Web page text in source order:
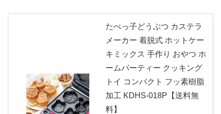
たべっ子どうぶつ カステラ
メーカー 着脱式 ホットケー
キミックス 手作り おやつ ホ
ームパーティー クッキング
トイ コンパクト フッ素樹脂
加工 KDHS-018P【送料無
料】